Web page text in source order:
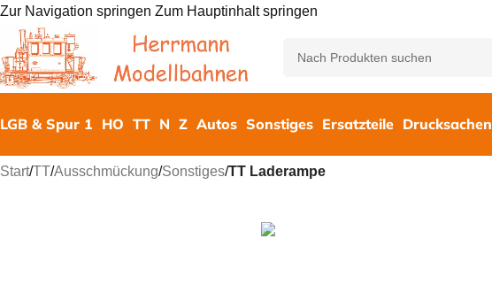
Zur Navigation springen Zum Hauptinhalt springen
LGB & Spur 1 HO TT N Z Autos Sonstiges Ersatzteile Drucksachen
Start/TT/Ausschmückung/Sonstiges/TT Laderampe